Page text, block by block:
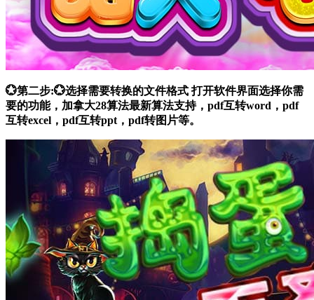
💮第二步:💮选择需要转换的文件格式 打开软件界面选择你需
要的功能，加拿大28算法最新算法支持，pdf互转word，pdf
互转excel，pdf互转ppt，pdf转图片等。